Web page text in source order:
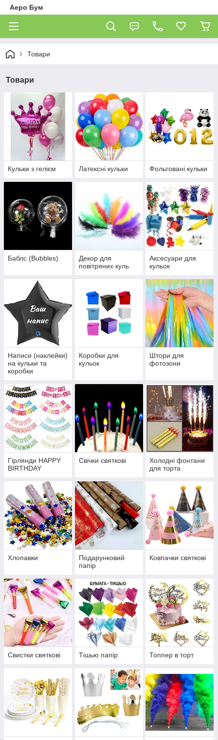
Аеро Бум
Товари
Товари
Кульки з гелієм Латексні кульки Фольговані кульки
Баблс (Bubbles)
Декор для
повітряних куль
Аксесуари для
кульок
Написи (наклейки)
на кульки та
коробки
Коробки для
кульок
Штори для
фотозони
Гірлянди HAPPY
BIRTHDAY
Свічки святкові
Холодні фонтани
для торта
Хлопавки
Подарунковий
папір
Ковпачки святкові
Свистки святкові Тішью папір Топпер в торт